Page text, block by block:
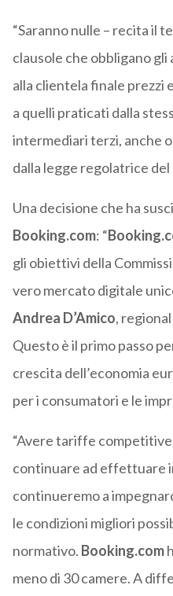
“Saranno nulle – recita il
clausole che obbligano
alla clientela finale prezzi
a quelli praticati dalla
intermediari terzi, anche
dalla legge regolatrice
Una decisione che ha
Booking.com: “
gli obiettivi della
vero mercato digitale
Andrea D’Amico,
Questo è il primo passo
crescita dell’economia
per i consumatori e le
“Avere tariffe
continuare ad effettuare
continueremo a
le condizioni migliori
normativo. Booking.com
meno di 30 camere. A